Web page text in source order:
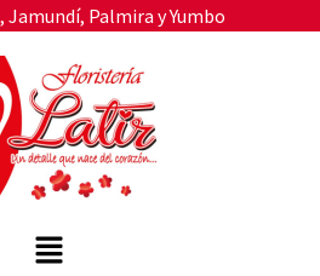
Jamundí, Palmira y Yumbo